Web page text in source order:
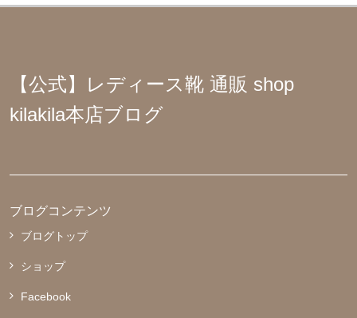
【公式】レディース靴 通販 shop
kilakila本店ブログ
ブログコンテンツ
ブログトップ
ショップ
Facebook